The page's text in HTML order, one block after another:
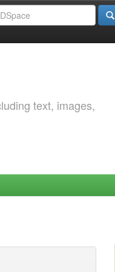
text, images,